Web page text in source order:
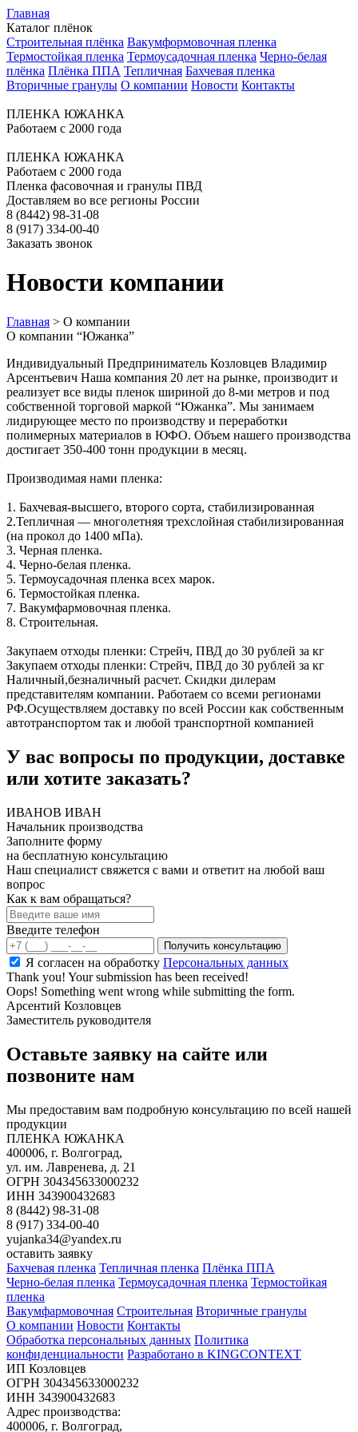
Главная
Каталог плёнок
Строительная плёнка Вакумформовочная пленка
Термостойкая пленка Термоусадочная пленка Черно-белая
плёнка Плёнка ППА Тепличная Бахчевая пленка
Вторичные гранулы О компании Новости Контакты
ПЛЕНКА ЮЖАНКА
Работаем с 2000 года
ПЛЕНКА ЮЖАНКА
Работаем с 2000 года
Пленка фасовочная и гранулы ПВД
Доставляем во все регионы России
8 (8442) 98-31-08
8 (917) 334-00-40
Заказать звонок
Новости компании
Главная > О компании
О компании “Южанка”
Индивидуальный Предприниматель Козловцев Владимир
Арсентьевич Наша компания 20 лет на рынке, производит и
реализует все виды пленок шириной до 8-ми метров и под
собственной торговой маркой “Южанка”. Мы занимаем
лидирующее место по производству и переработки
полимерных материалов в ЮФО. Объем нашего производства
достигает 350-400 тонн продукции в месяц.
Производимая нами пленка:
1. Бахчевая-высшего, второго сорта, стабилизированная
2.Тепличная — многолетняя трехслойная стабилизированная
(на прокол до 1400 мПа).
3. Черная пленка.
4. Черно-белая пленка.
5. Термоусадочная пленка всех марок.
6. Термостойкая пленка.
7. Вакумфармовочная пленка.
8. Строительная.
Закупаем отходы пленки: Стрейч, ПВД до 30 рублей за кг
Закупаем отходы пленки: Стрейч, ПВД до 30 рублей за кг
Наличный,безналичный расчет. Скидки дилерам
представителям компании. Работаем со всеми регионами
РФ.Осуществляем доставку по всей России как собственным
автотранспортом так и любой транспортной компанией
У вас вопросы по продукции, доставке
или хотите заказать?
ИВАНОВ ИВАН
Начальник производства
Заполните форму
на бесплатную консультацию
Наш специалист свяжется с вами и ответит на любой ваш
вопрос
Как к вам обращаться?
Введите телефон
Я согласен на обработку Персональных данных
Thank you! Your submission has been received!
Oops! Something went wrong while submitting the form.
Арсентий Козловцев
Заместитель руководителя
Оставьте заявку на сайте или
позвоните нам
Мы предоставим вам подробную консультацию по всей нашей
продукции
ПЛЕНКА ЮЖАНКА
400006, г. Волгоград,
ул. им. Лавренева, д. 21
ОГРН 304345633000232
ИНН 343900432683
8 (8442) 98-31-08
8 (917) 334-00-40
yujanka34@yandex.ru
оставить заявку
Бахчевая пленка Тепличная пленка Плёнка ППА
Черно-белая пленка Термоусадочная пленка Термостойкая
пленка
Вакумфармовочная Строительная Вторичные гранулы
О компании Новости Контакты
Обработка персональных данных Политика
конфиденциальности Разработано в KINGCONTEXT
ИП Козловцев
ОГРН 304345633000232
ИНН 343900432683
Адрес производства:
400006, г. Волгоград,